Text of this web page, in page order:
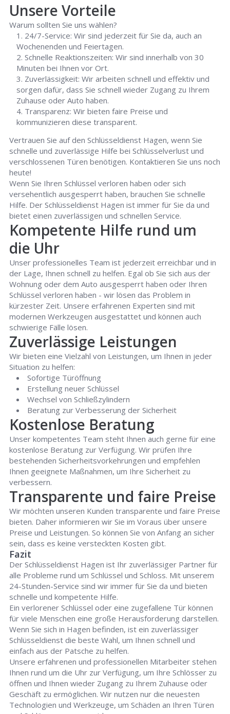
Unsere Vorteile
Warum sollten Sie uns wählen?
24/7-Service: Wir sind jederzeit für Sie da, auch an
Wochenenden und Feiertagen.
Schnelle Reaktionszeiten: Wir sind innerhalb von 30
Minuten bei Ihnen vor Ort.
Zuverlässigkeit: Wir arbeiten schnell und effektiv und
sorgen dafür, dass Sie schnell wieder Zugang zu Ihrem
Zuhause oder Auto haben.
Transparenz: Wir bieten faire Preise und
kommunizieren diese transparent.
Vertrauen Sie auf den Schlüsseldienst Hagen, wenn Sie
schnelle und zuverlässige Hilfe bei Schlüsselverlust und
verschlossenen Türen benötigen. Kontaktieren Sie uns noch
heute!
Wenn Sie Ihren Schlüssel verloren haben oder sich
versehentlich ausgesperrt haben, brauchen Sie schnelle
Hilfe. Der Schlüsseldienst Hagen ist immer für Sie da und
bietet einen zuverlässigen und schnellen Service.
Kompetente Hilfe rund um
die Uhr
Unser professionelles Team ist jederzeit erreichbar und in
der Lage, Ihnen schnell zu helfen. Egal ob Sie sich aus der
Wohnung oder dem Auto ausgesperrt haben oder Ihren
Schlüssel verloren haben - wir lösen das Problem in
kürzester Zeit. Unsere erfahrenen Experten sind mit
modernen Werkzeugen ausgestattet und können auch
schwierige Fälle lösen.
Zuverlässige Leistungen
Wir bieten eine Vielzahl von Leistungen, um Ihnen in jeder
Situation zu helfen:
Sofortige Türöffnung
Erstellung neuer Schlüssel
Wechsel von Schließzylindern
Beratung zur Verbesserung der Sicherheit
Kostenlose Beratung
Unser kompetentes Team steht Ihnen auch gerne für eine
kostenlose Beratung zur Verfügung. Wir prüfen Ihre
bestehenden Sicherheitsvorkehrungen und empfehlen
Ihnen geeignete Maßnahmen, um Ihre Sicherheit zu
verbessern.
Transparente und faire Preise
Wir möchten unseren Kunden transparente und faire Preise
bieten. Daher informieren wir Sie im Voraus über unsere
Preise und Leistungen. So können Sie von Anfang an sicher
sein, dass es keine versteckten Kosten gibt.
Fazit
Der Schlüsseldienst Hagen ist Ihr zuverlässiger Partner für
alle Probleme rund um Schlüssel und Schloss. Mit unserem
24-Stunden-Service sind wir immer für Sie da und bieten
schnelle und kompetente Hilfe.
Ein verlorener Schlüssel oder eine zugefallene Tür können
für viele Menschen eine große Herausforderung darstellen.
Wenn Sie sich in Hagen befinden, ist ein zuverlässiger
Schlüsseldienst die beste Wahl, um Ihnen schnell und
einfach aus der Patsche zu helfen.
Unsere erfahrenen und professionellen Mitarbeiter stehen
Ihnen rund um die Uhr zur Verfügung, um Ihre Schlösser zu
öffnen und Ihnen wieder Zugang zu Ihrem Zuhause oder
Geschäft zu ermöglichen. Wir nutzen nur die neuesten
Technologien und Werkzeuge, um Schäden an Ihren Türen